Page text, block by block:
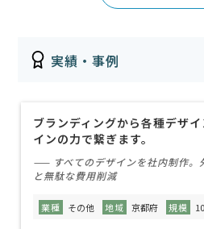
実績・事例
ブランディングから各種デザ
インの力で繋ぎます。
—— すべてのデザインを社内制作。
と無駄な費用削減
業種 その他 地域 京都府 規模